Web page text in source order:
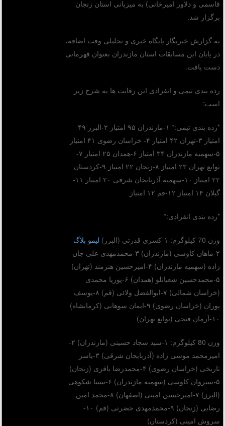
قاسمی و دلاور امیرخانی) به میزبانی استان زنجان
برگزار شد.
به گزارش خبرنگار پایگاه خبری و تحلیلی وقت اضافه،
در پایان این مسابقات استان مازندران بعنوان قهرمانی
دست یافت.
رده بندی تیمی و انفرادی این رقابت ها به شرح زیر
است:
*رده بندی تیمی:* ۱-مازندران ۹۵ امتیاز ۲-البرز ۴۹
امتیار ۳-تهران ۴۲ امتیار ۴- خراسان رضوی ۴۱ امتیار
۵-سهمیه مازندران ۳۴ امتیاز ۶-همدان ۲۵ امتیار ۷-
توابع تهران ۲۳ امتیاز ۸-زنجان ۲۲ امتیاز ۹-کردستان
۲۲ امتیاز ۱۰-سهمیه آذربایجان شرقی ۲۰ امتیار ۱۱-
گیلان ۱۴ امتیاز ۱۲-قم ۱۲ امتیاز
*رده بندی انفرادی:*
وزن 70 کیلوگرم: ۱-کسری قدرتی (البرز)
لیمو بلاگ
۲-ماهان کاوسی (مازندران) ۳-محمدمهدی علی جان
زاده (سهمیه مازندران) ۴-امیرحسین هنرمند (تهران)
۵-محمدحسین شعبانلو (همدان) ۶-پوریا محمدی
(خراسان شمالی) ۷-ابوالفضل ولائی (قم) ۸-یوسف
پوران (خراسان رضوی) ۹-ایمان سوهانی (کرمانشاه)
۱۰-آرمان فتحی (توابع تهران)
وزن 80 کیلوگرم: ۱-سید سجاد حسینی (مازندران) ۲-
امیرمحمد موسی زاده (آذربایجان شرقی) ۳-یاسر
تاریخی (خراسان رضوی) ۴-محمدرضا باقری (زنجان)
۵-سیروان کاوسی (سهمیه مازندران) ۶-سینا شکوهی
(البرز) ۷-امیرحسین امینی (اصفهان) ۸-محمد امین
رضایی (زنجان) ۹-محمدمهدی حضرتی (قم) ۱۰-
سروش امینی (کردستان)